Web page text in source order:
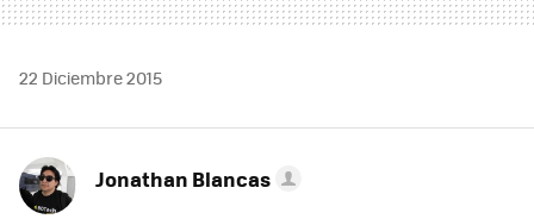
22 Diciembre 2015
Jonathan Blancas